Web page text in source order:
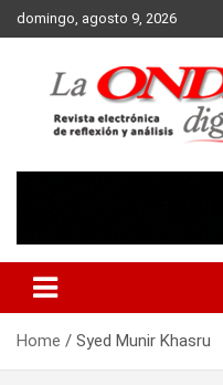
Skip
to
domingo, agosto 9, 2026
Home Syed Munir Khasru